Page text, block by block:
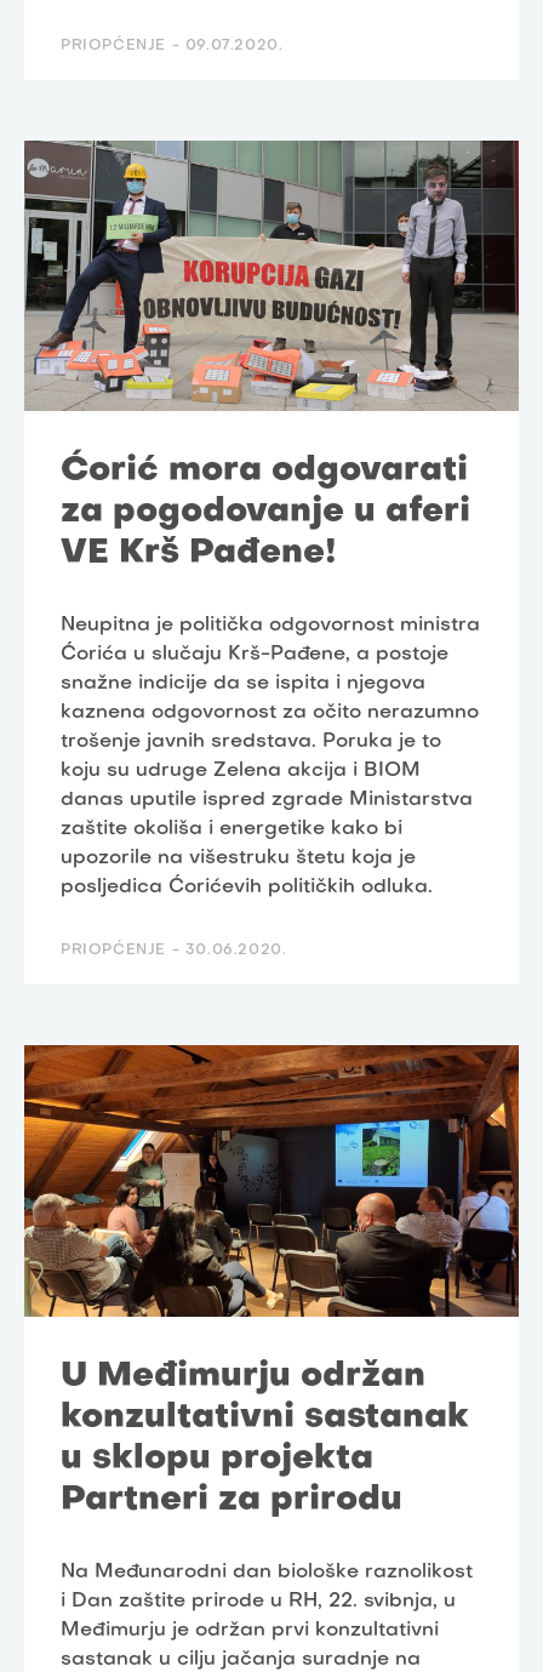
PRIOPĆENJE - 09.07.2020.
Ćorić mora odgovarati
za pogodovanje u aferi
VE Krš Pađene!
Neupitna je politička odgovornost ministra
Ćorića u slučaju Krš-Pađene, a postoje
snažne indicije da se ispita i njegova
kaznena odgovornost za očito nerazumno
trošenje javnih sredstava. Poruka je to
koju su udruge Zelena akcija i BIOM
danas uputile ispred zgrade Ministarstva
zaštite okoliša i energetike kako bi
upozorile na višestruku štetu koja je
posljedica Ćorićevih političkih odluka.
PRIOPĆENJE - 30.06.2020.
U Međimurju održan
konzultativni sastanak
u sklopu projekta
Partneri za prirodu
Na Međunarodni dan biološke raznolikost
i Dan zaštite prirode u RH, 22. svibnja, u
Međimurju je održan prvi konzultativni
sastanak u cilju jačanja suradnje na